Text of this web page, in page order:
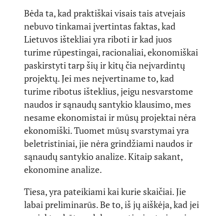
Bėda ta, kad praktiškai visais tais atvejais
nebuvo tinkamai įvertintas faktas, kad
Lietuvos ištekliai yra riboti ir kad juos
turime rūpestingai, racionaliai, ekonomiškai
paskirstyti tarp šių ir kitų čia neįvardintų
projektų. Jei mes neįvertiname to, kad
turime ribotus išteklius, jeigu nesvarstome
naudos ir sąnaudų santykio klausimo, mes
nesame ekonomistai ir mūsų projektai nėra
ekonomiški. Tuomet mūsų svarstymai yra
beletristiniai, jie nėra grindžiami naudos ir
sąnaudų santykio analize. Kitaip sakant,
ekonomine analize.
Tiesa, yra pateikiami kai kurie skaičiai. Jie
labai preliminarūs. Be to, iš jų aiškėja, kad jei